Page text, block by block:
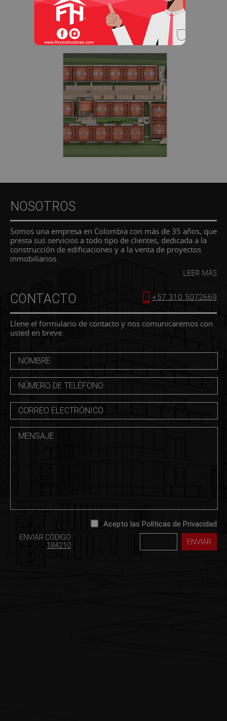
NOSOTROS
Somos una empresa en Colombia con más de 35 años, que
presta sus servicios a todo tipo de clientes, dedicada a la
construcción de edificaciones y a la venta de proyectos
inmobiliarios.
LEER MÁS
CONTACTO +57 310 5072669
Llene el formulario de contacto y nos comunicaremos con
usted en breve.
Acepto las Políticas de Privacidad
ENVIAR CÓDIGO
184210